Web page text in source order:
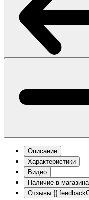
Описание
Характеристики
Видео
Наличие в
Отзывы {{